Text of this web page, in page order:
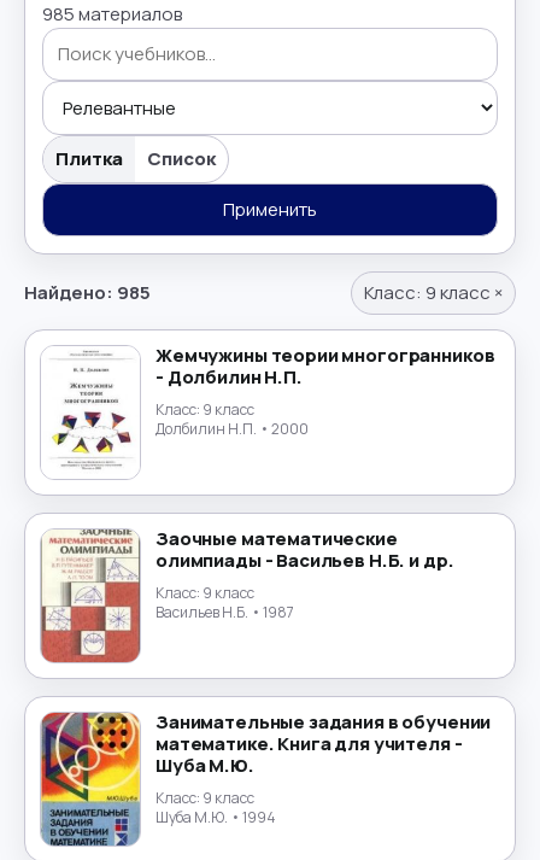
Естествознание →
Иностранные языки
→
Испанский язык →
История
История России
Итальянский язык →
Китайский язык
Культурология
Латинский язык →
Литература →
Литературное чтение
Маркетинг
985 материалов
Поиск учебников
Плитка
Список
Применить
Найдено: 985 Класс: 9 класс ×
Жемчужины теории многогранников
- Долбилин Н.П.
Класс: 9 класс
Долбилин Н.П. • 2000
Заочные математические
олимпиады - Васильев Н.Б. и др.
Класс: 9 класс
Васильев Н.Б. • 1987
Занимательные задания в обучении
математике. Книга для учителя -
Шуба М.Ю.
Класс: 9 класс
Шуба М.Ю. • 1994